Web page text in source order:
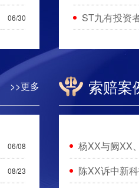
06/30 ST九有投资
>>更多
06/08
08/23
索赔案
杨XX与阙XX
陈XX诉中新